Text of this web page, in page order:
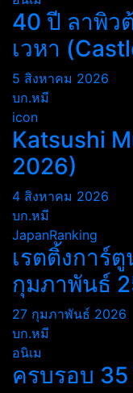
40 ปี ลาพิว
เวหา
5 สิงหาคม 2026
บก.หมี
icon
Katsushi
2026)
4 สิงหาคม 2026
บก.หมี
JapanRanking
เรตติ้งการ์
กุมภาพันธ์
27 กุมภาพันธ์ 2026
บก.หมี
อนิเม
ครบรอบ